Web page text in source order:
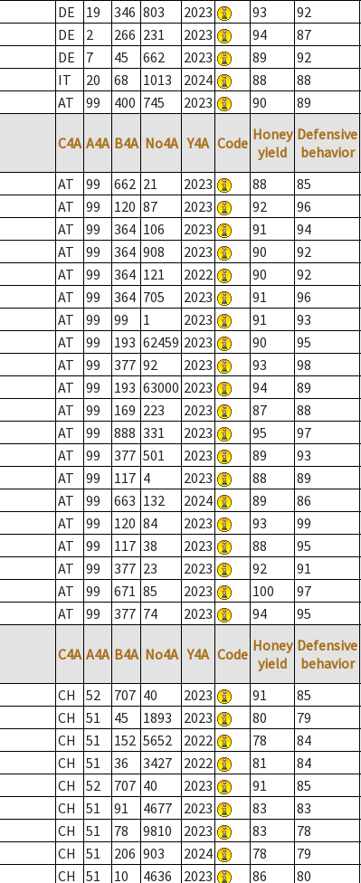
DE 19 346 803 2023 93 92
DE 2 266 231 2023 94 87
DE 7 45 662 2023 89 92
IT 20 68 1013 2024 88 88
AT 99 400 745 2023 90 89
C4A A4A B4A No4A Y4A Code Honey
yield
Defensive
behavior
AT 99 662 21 2023 88 85
AT 99 120 87 2023 92 96
AT 99 364 106 2023 91 94
AT 99 364 908 2023 90 92
AT 99 364 121 2022 90 92
AT 99 364 705 2023 91 96
AT 99 99 1 2023 91 93
AT 99 193 62459 2023 90 95
AT 99 377 92 2023 93 98
AT 99 193 63000 2023 94 89
AT 99 169 223 2023 87 88
AT 99 888 331 2023 95 97
AT 99 377 501 2023 89 93
AT 99 117 4 2023 88 89
AT 99 663 132 2024 89 86
AT 99 120 84 2023 93 99
AT 99 117 38 2023 88 95
AT 99 377 23 2023 92 91
AT 99 671 85 2023 100 97
AT 99 377 74 2023 94 95
C4A A4A B4A No4A Y4A Code Honey
yield
Defensive
behavior
CH 52 707 40 2023 91 85
CH 51 45 1893 2023 80 79
CH 51 152 5652 2022 78 84
CH 51 36 3427 2022 81 84
CH 52 707 40 2023 91 85
CH 51 91 4677 2023 83 83
CH 51 78 9810 2023 83 78
CH 51 206 903 2024 78 79
CH 51 10 4636 2023 86 80